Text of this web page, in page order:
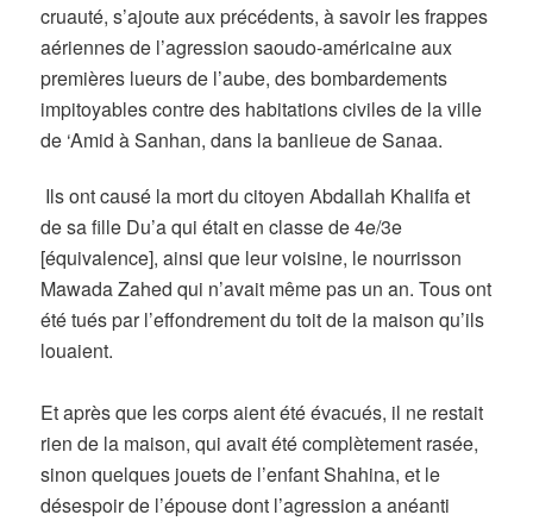
cruauté, s’ajoute aux précédents, à savoir les frappes
aériennes de l’agression saoudo-américaine aux
premières lueurs de l’aube, des bombardements
impitoyables contre des habitations civiles de la ville
de ‘Amid à Sanhan, dans la banlieue de Sanaa.
Ils ont causé la mort du citoyen Abdallah Khalifa et
de sa fille Du’a qui était en classe de 4e/3e
[équivalence], ainsi que leur voisine, le nourrisson
Mawada Zahed qui n’avait même pas un an. Tous ont
été tués par l’effondrement du toit de la maison qu’ils
louaient.
Et après que les corps aient été évacués, il ne restait
rien de la maison, qui avait été complètement rasée,
sinon quelques jouets de l’enfant Shahina, et le
désespoir de l’épouse dont l’agression a anéanti